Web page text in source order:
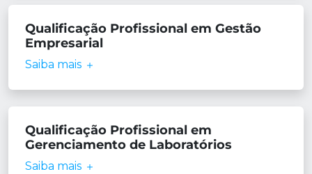
Qualificação Profissional em Gestão
Empresarial
Saiba mais
Qualificação Profissional em
Gerenciamento de Laboratórios
Saiba mais